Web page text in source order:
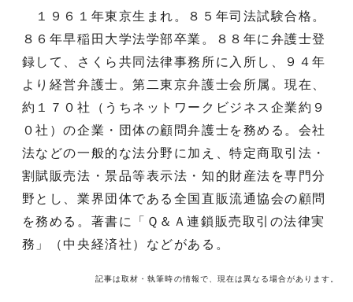
１９６１年東京生まれ。８５年司法試験合格。
８６年早稲田大学法学部卒業。８８年に弁護士登
録して、さくら共同法律事務所に入所し、９４年
より経営弁護士。第二東京弁護士会所属。現在、
約１７０社（うちネットワークビジネス企業約９
０社）の企業・団体の顧問弁護士を務める。会社
法などの一般的な法分野に加え、特定商取引法・
割賦販売法・景品等表示法・知的財産法を専門分
野とし、業界団体である全国直販流通協会の顧問
を務める。著書に「Ｑ＆Ａ連鎖販売取引の法律実
務」（中央経済社）などがある。
記事は取材・執筆時の情報で、現在は異なる場合があります。